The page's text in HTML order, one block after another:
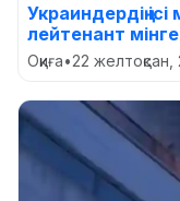
Украиндердің
лейтенант
Оқиға•22 желтоқсан,